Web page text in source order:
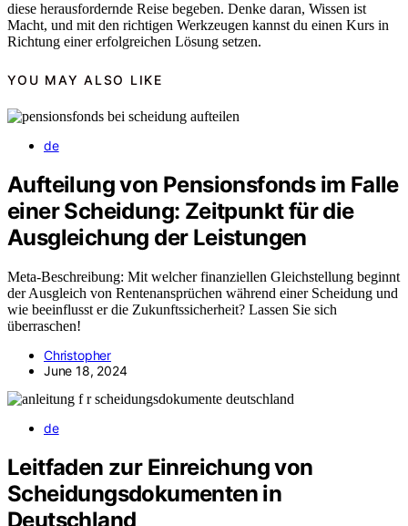
diese herausfordernde Reise begeben. Denke daran, Wissen ist
Macht, und mit den richtigen Werkzeugen kannst du einen Kurs in
Richtung einer erfolgreichen Lösung setzen.
YOU MAY ALSO LIKE
de
Aufteilung von Pensionsfonds im Falle
einer Scheidung: Zeitpunkt für die
Ausgleichung der Leistungen
Meta-Beschreibung: Mit welcher finanziellen Gleichstellung beginnt
der Ausgleich von Rentenansprüchen während einer Scheidung und
wie beeinflusst er die Zukunftssicherheit? Lassen Sie sich
überraschen!
Christopher
June 18, 2024
de
Leitfaden zur Einreichung von
Scheidungsdokumenten in
Deutschland